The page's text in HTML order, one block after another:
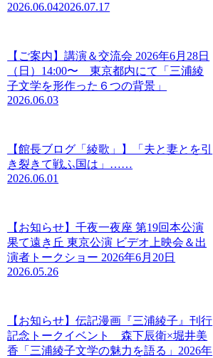
2026.06.042026.07.17
【ご案内】講演＆交流会 2026年6月28日
（日）14:00〜 東京都内にて「三浦綾
子文学を形作った６つの背景」
2026.06.03
【館長ブログ「綾歌」】「夫と妻とを引
き裂きて戦ふ国は」……
2026.06.01
【お知らせ】千夜一夜座 第19回本公演
果て遠き丘 東京公演 ビデオ上映会＆出
演者トークショー 2026年6月20日
2026.05.26
【お知らせ】伝記漫画『三浦綾子』刊行
記念トークイベント 森下辰衛×堀井美
香「三浦綾子文学の魅力を語る」2026年